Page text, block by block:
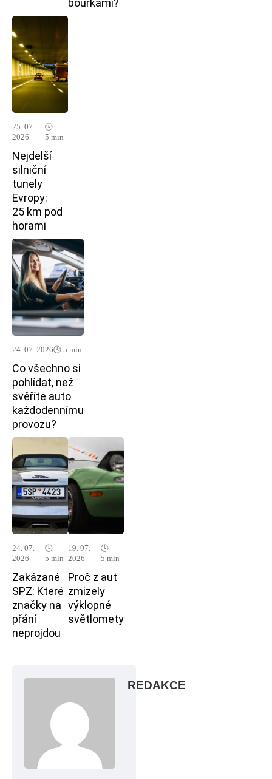
bouřkami?
25. 07.
2026
🕓
5 min
Nejdelší
silniční
tunely
Evropy:
25 km pod
horami
24. 07. 2026🕓 5 min
Co všechno si
pohlídat, než
svěříte auto
každodennímu
provozu?
24. 07.
2026
🕓
5 min
Zakázané
SPZ: Které
značky na
přání
neprojdou
19. 07.
2026
🕓
5 min
Proč z aut
zmizely
výklopné
světlomety
REDAKCE